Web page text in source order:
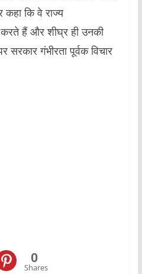
कि वे राज्य
करते हैं और शीघ्र ही उनकी
गंभीरता पूर्वक विचार
0
Shares